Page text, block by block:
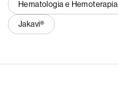
Hematologia e Hemoterapia
Jakavi®